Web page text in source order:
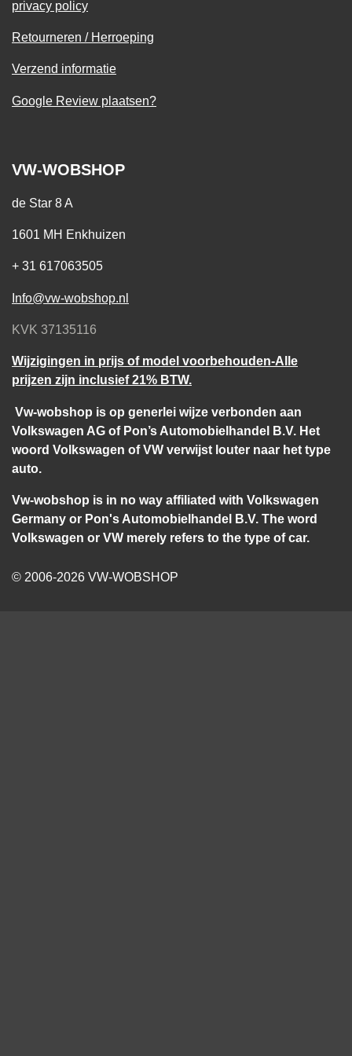
privacy policy
Retourneren / Herroeping
Verzend informatie
Google Review plaatsen?
VW-WOBSHOP
de Star 8 A
1601 MH Enkhuizen
+ 31 617063505
Info@vw-wobshop.nl
KVK 37135116
Wijzigingen in prijs of model voorbehouden-Alle
prijzen zijn inclusief 21% BTW.
Vw-wobshop is op generlei wijze verbonden aan
Volkswagen AG of Pon’s Automobielhandel B.V. Het
woord Volkswagen of VW verwijst louter naar het type
auto.
Vw-wobshop is in no way affiliated with Volkswagen
Germany or Pon's Automobielhandel B.V. The word
Volkswagen or VW merely refers to the type of car.
© 2006-2026 VW-WOBSHOP